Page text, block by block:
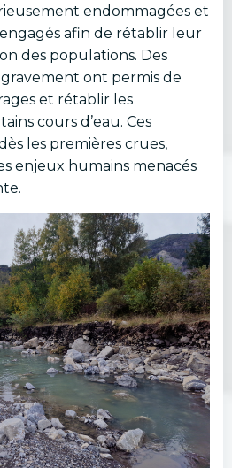
endommagées et
afin de rétablir leur
des populations. Des
ont permis de
et rétablir les
cours d’eau. Ces
les premières crues,
enjeux humains menacés